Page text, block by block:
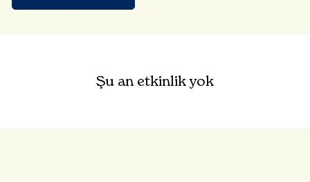
Şu an etkinlik yok